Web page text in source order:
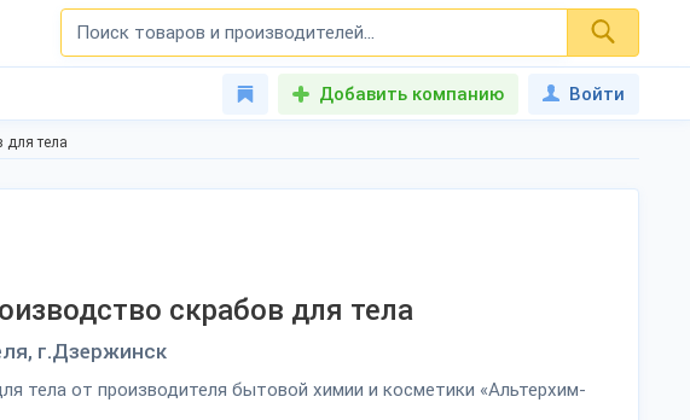
Добавить компанию Войти
для тела
скрабов для тела
г.Дзержинск
тела от производителя бытовой химии и косметики «Альтерхим-